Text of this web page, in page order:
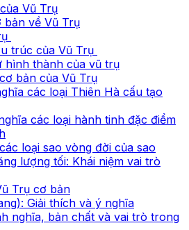
Vũ Trụ
bản về Vũ Trụ
trúc của Vũ Trụ
hình thành của vũ trụ
bản của Vũ Trụ
các loại Thiên Hà cấu tạo
các loại hành tinh đặc điểm
loại sao vòng đời của sao
lượng tối: Khái niệm vai trò
Trụ cơ bản
Giải thích và ý nghĩa
nghĩa, bản chất và vai trò trong